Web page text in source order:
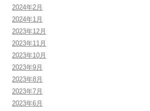
2024年2月
2024年1月
2023年12月
2023年11月
2023年10月
2023年9月
2023年8月
2023年7月
2023年6月